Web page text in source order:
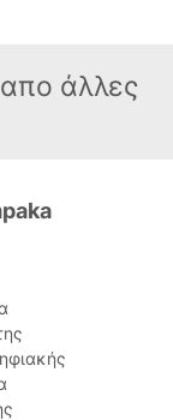
απο άλλες